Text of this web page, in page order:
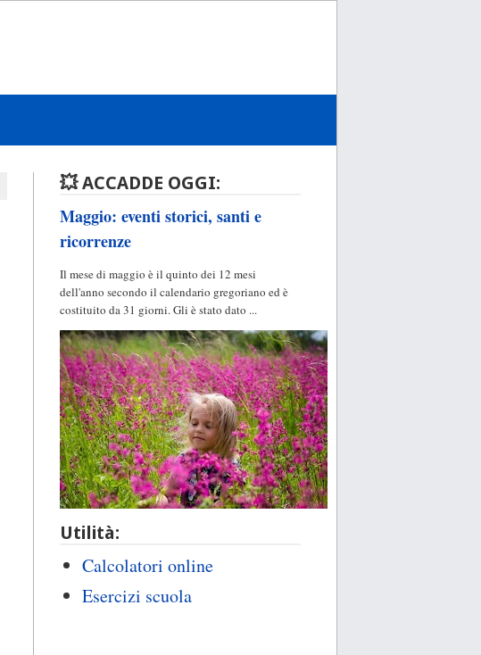
💥 ACCADDE OGGI:
Maggio: eventi storici, santi e
ricorrenze
Il mese di maggio è il quinto dei 12 mesi
dell'anno secondo il calendario gregoriano ed è
costituito da 31 giorni. Gli è stato dato ...
Utilità:
Calcolatori online
Esercizi scuola